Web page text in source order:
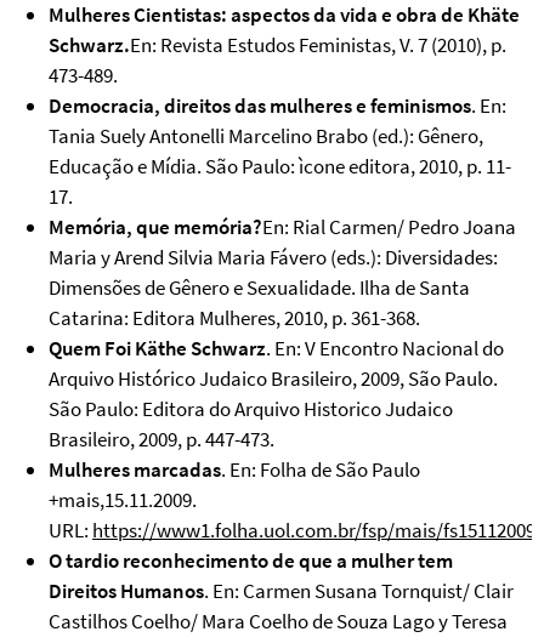
Mulheres Cientistas: aspectos da vida e obra de Khäte
Schwarz.En: Revista Estudos Feministas, V. 7 (2010), p.
473-489.
Democracia, direitos das mulheres e feminismos. En:
Tania Suely Antonelli Marcelino Brabo (ed.): Gênero,
Educação e Mídia. São Paulo: ìcone editora, 2010, p. 11-
17.
Memória, que memória?En: Rial Carmen/ Pedro Joana
Maria y Arend Silvia Maria Fávero (eds.): Diversidades:
Dimensões de Gênero e Sexualidade. Ilha de Santa
Catarina: Editora Mulheres, 2010, p. 361-368.
Quem Foi Käthe Schwarz. En: V Encontro Nacional do
Arquivo Histórico Judaico Brasileiro, 2009, São Paulo.
São Paulo: Editora do Arquivo Historico Judaico
Brasileiro, 2009, p. 447-473.
Mulheres marcadas. En: Folha de São Paulo
+mais,15.11.2009.
URL: https://www1.folha.uol.com.br/fsp/mais/
O tardio reconhecimento de que a mulher tem
Direitos Humanos. En: Carmen Susana Tornquist/ Clair
Castilhos Coelho/ Mara Coelho de Souza Lago y Teresa